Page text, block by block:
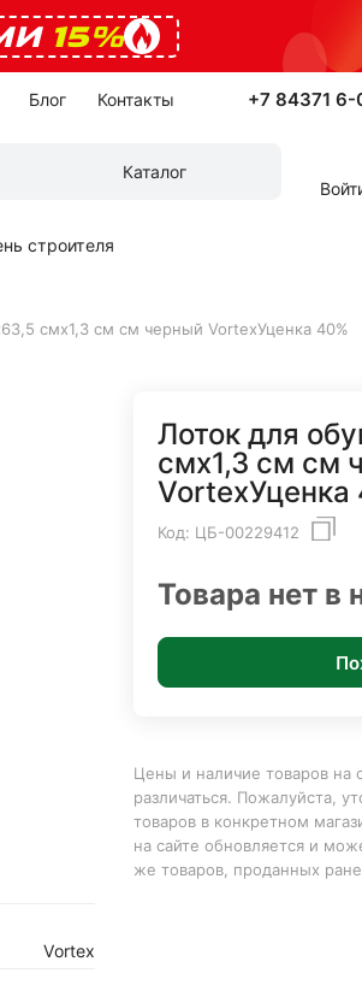
15%
Блог Контакты +7 84371
Каталог
строителя
смх1,3 см см черный VortexУценка 40%
Vortex
Лоток для
смх1,3 см см
VortexУценка
Код: ЦБ-00229412
Товара нет в
Цены и наличие товаров на
различаться. Пожалуйста,
товаров в конкретном
на сайте обновляется и
же товаров, проданных